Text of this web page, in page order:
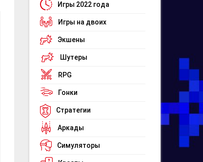
Игры 2022 года
Игры на двоих
Экшены
Шутеры
RPG
Гонки
Стратегии
Аркады
Симуляторы